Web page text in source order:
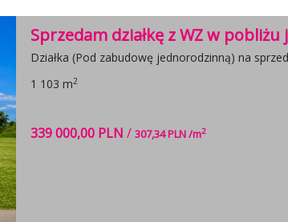
Sprzedam działkę z WZ w pobliżu
Działka (Pod zabudowę jednorodzinną) na
1 103 m2
339 000,00 PLN / 307,34 PLN /m2